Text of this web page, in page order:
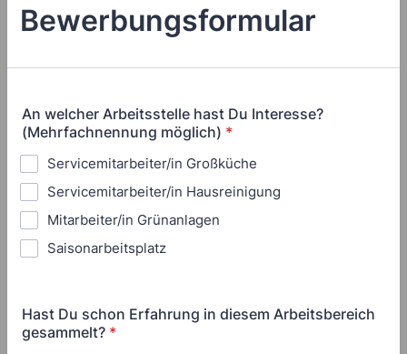
Bewerbungsformular
An welcher Arbeitsstelle hast Du Interesse?
(Mehrfachnennung möglich) *
Servicemitarbeiter/in Großküche
Servicemitarbeiter/in Hausreinigung
Mitarbeiter/in Grünanlagen
Saisonarbeitsplatz
Hast Du schon Erfahrung in diesem Arbeitsbereich
gesammelt? *